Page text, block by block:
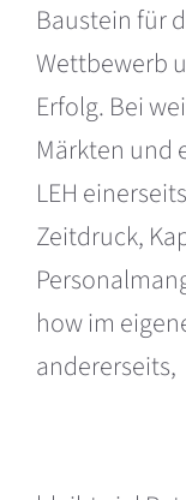
Baustein für
Wettbewerb
Erfolg. Bei
Märkten und
LEH
Zeitdruck,
how im
andererseits,